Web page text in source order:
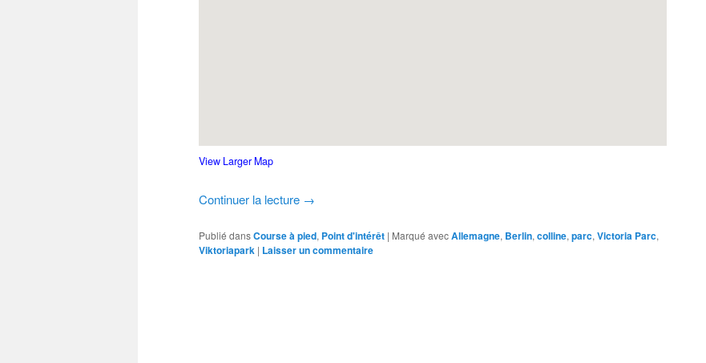
View Larger Map
Continuer la lecture →
Publié dansCourse à pied, Point d'intérêt | Marqué avecAllemagne, Berlin, colline, parc, Victoria Parc,
Viktoriapark | Laisser un commentaire